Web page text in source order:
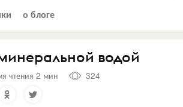
о блоге
водой
чтения 2 мин
324